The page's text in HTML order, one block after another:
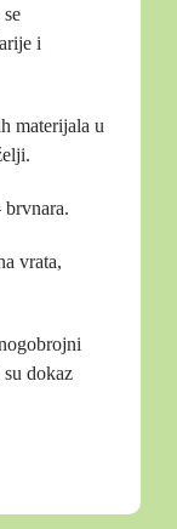
i
materijala u
vrata,
dokaz